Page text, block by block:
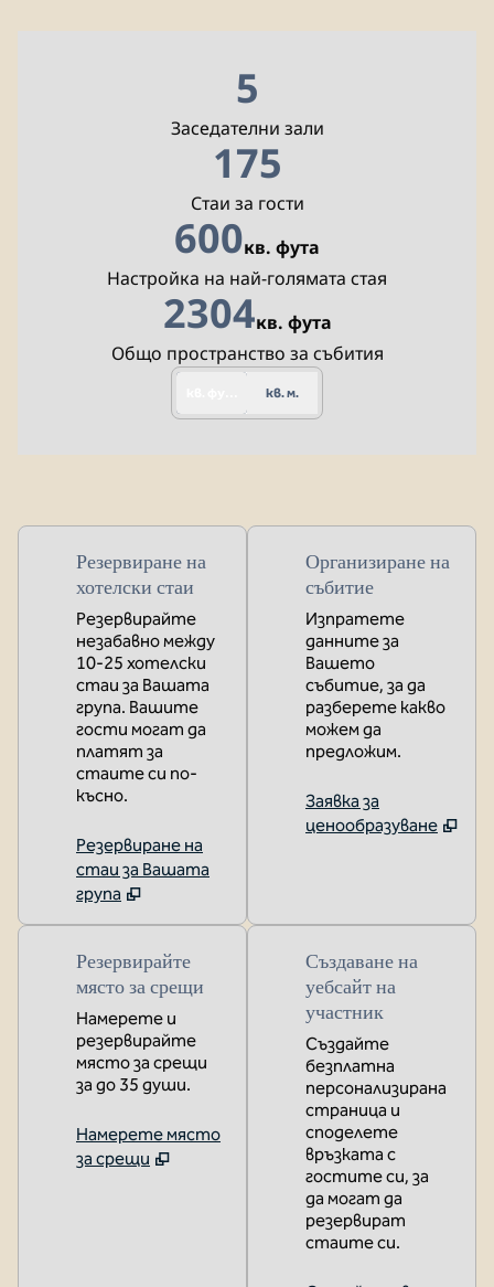
5
Заседателни зали
175
Стаи за гости
600кв. фута
Квадратни фута
Настройка на най-голямата стая
2 304кв. фута
Квадратни фута
Общо пространство за събития
кв. м.
Резервиране на
хотелски стаи
Резервирайте
незабавно между
10-25 хотелски
стаи за Вашата
група. Вашите
гости могат да
платят за
стаите си по-
късно.
Резервиране на
стаи за Вашата
група
Организиране на
събитие
Изпратете
данните за
Вашето
събитие, за да
разберете какво
можем да
предложим.
Заявка за
ценообразуване
Резервирайте
място за срещи
Намерете и
резервирайте
място за срещи
за до 35 души.
Намерете място
за срещи
Създаване на
уебсайт на
участник
Създайте
безплатна
персонализирана
страница и
споделете
връзката с
гостите си, за
да могат да
резервират
стаите си.